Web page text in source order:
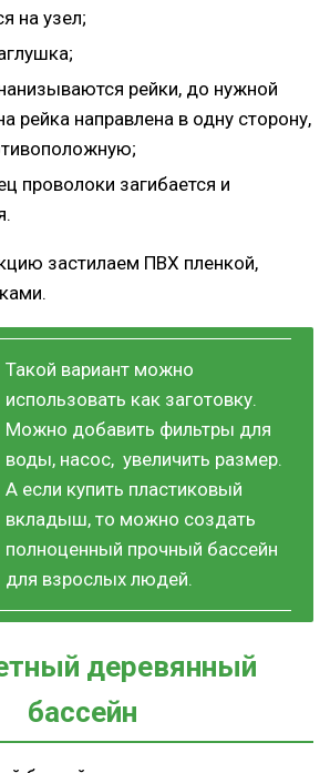
на узел;
рейки, до нужной
рейка направлена в одну сторону,
проволоки загибается и
застилаем ПВХ пленкой,
Такой вариант можно
использовать как заготовку.
Можно добавить фильтры для
воды, насос, увеличить размер.
А если купить пластиковый
вкладыш, то можно создать
полноценный прочный бассейн
для взрослых людей.
деревянный
бассейн